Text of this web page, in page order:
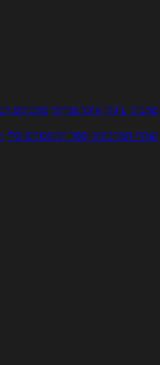
מתכוני עוגות אוכל צמחוני מתכונים
מנתח המתכונים ספר המתכונים שלי